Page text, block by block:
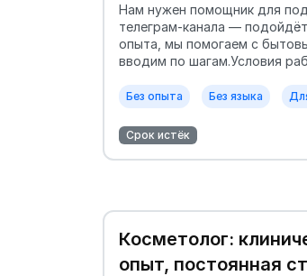
Нам нужен помощник для
телеграм-канала —
опыта, мы помогаем с
вводим по шагам.Условия
Без опыта Без языка
Срок истёк
Косметолог:
опыт, постоянная